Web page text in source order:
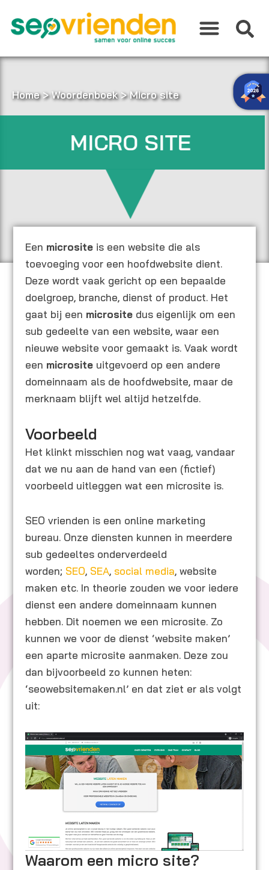
naar
inhoud
Home>Woordenboek>Micro site
MICRO SITE
Een microsite is een website die als
toevoeging voor een hoofdwebsite dient.
Deze wordt vaak gericht op een bepaalde
doelgroep, branche, dienst of product. Het
gaat bij een microsite dus eigenlijk om een
sub gedeelte van een website, waar een
nieuwe website voor gemaakt is. Vaak wordt
een microsite uitgevoerd op een andere
domeinnaam als de hoofdwebsite, maar de
merknaam blijft wel altijd hetzelfde.
Voorbeeld
Het klinkt misschien nog wat vaag, vandaar
dat we nu aan de hand van een (fictief)
voorbeeld uitleggen wat een microsite is.
SEO vrienden is een online marketing
bureau. Onze diensten kunnen in meerdere
sub gedeeltes onderverdeeld
worden; SEO, SEA, social media, website
maken etc. In theorie zouden we voor iedere
dienst een andere domeinnaam kunnen
hebben. Dit noemen we een microsite. Zo
kunnen we voor de dienst ‘website maken’
een aparte microsite aanmaken. Deze zou
dan bijvoorbeeld zo kunnen heten:
‘seowebsitemaken.nl’ en dat ziet er als volgt
uit:
Waarom een micro site?